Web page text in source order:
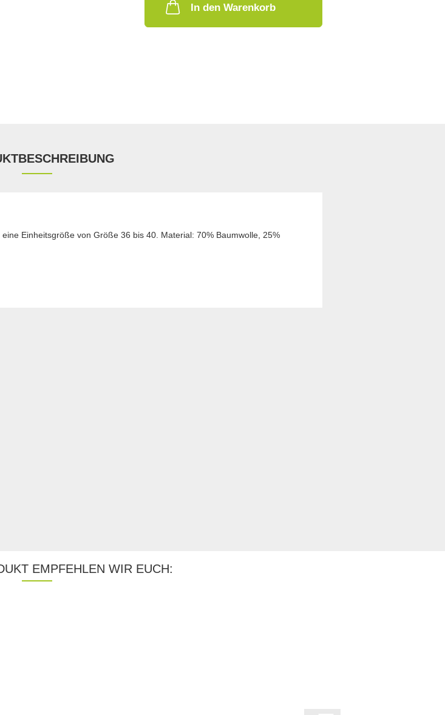
In den Warenkorb
Einheitsgröße von Größe 36 bis 40. Material: 70% Baumwolle, 25%
EMPFEHLEN WIR EUCH: